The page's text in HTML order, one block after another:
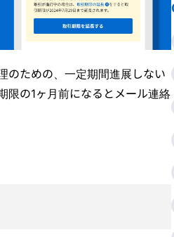
のための、一定期間進展しない
限の1ヶ月前になるとメール連絡